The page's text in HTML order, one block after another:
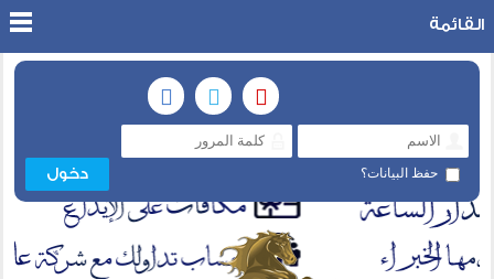
حفظ البيانات؟
القائمة